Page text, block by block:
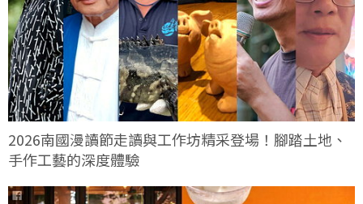
2026南國漫讀節走讀與工作坊精采登場！腳踏土地、
手作工藝的深度體驗